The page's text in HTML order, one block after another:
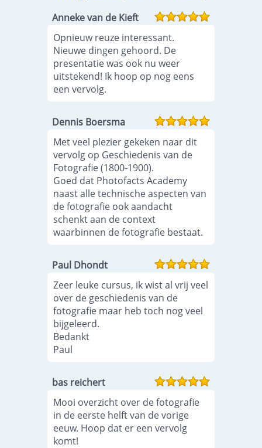
Anneke van de Kieft
Opnieuw reuze interessant.
Nieuwe dingen gehoord. De
presentatie was ook nu weer
uitstekend! Ik hoop op nog eens
een vervolg.
Dennis Boersma
Met veel plezier gekeken naar dit
vervolg op Geschiedenis van de
Fotografie (1800-1900).
Goed dat Photofacts Academy
naast alle technische aspecten van
de fotografie ook aandacht
schenkt aan de context
waarbinnen de fotografie bestaat.
Paul Dhondt
Zeer leuke cursus, ik wist al vrij veel
over de geschiedenis van de
fotografie maar heb toch nog veel
bijgeleerd.
Bedankt
Paul
bas reichert
Mooi overzicht over de fotografie
in de eerste helft van de vorige
eeuw. Hoop dat er een vervolg
komt!